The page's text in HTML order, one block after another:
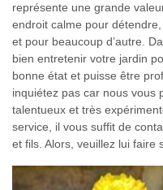
représente une grande
endroit calme pour
et pour beaucoup d’autre.
bien entretenir votre jardin
bonne état et puisse être
inquiétez pas car nous vous
talentueux et très
service, il vous suffit de
et fils. Alors, veuillez lui faire